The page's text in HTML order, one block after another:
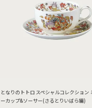
となりのトトロ スペシャルコレクション
ーカップ&ソーサー(さるとりいばら編)